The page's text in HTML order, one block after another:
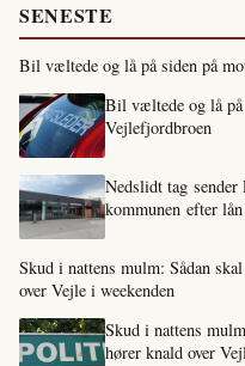
SENESTE
Bil væltede og lå på siden på
Bil væltede og lå på
Vejlefjordbroen
Nedslidt tag
kommunen efter lån
Skud i nattens mulm: Sådan
over Vejle i weekenden
Skud i nattens
hører knald over